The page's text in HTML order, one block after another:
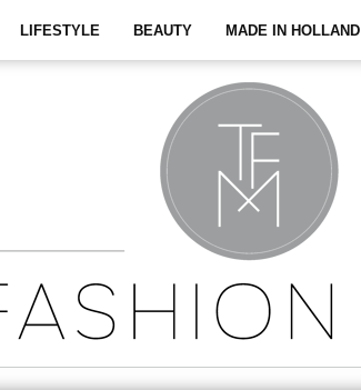
LIFESTYLE BEAUTY MADE IN HOLLAND